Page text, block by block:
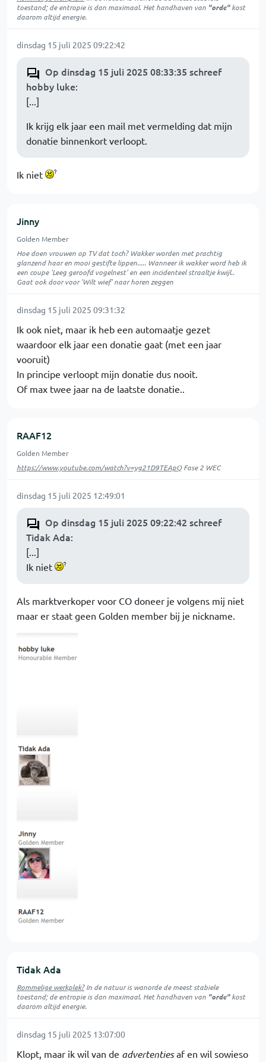
toestand; de entropie is dan maximaal. Het handhaven van "orde"kost
daarom altijd energie.
dinsdag 15 juli 2025 09:22:42
Op dinsdag 15 juli 2025 08:33:35 schreef
hobby luke:
[...]
Ik krijg elk jaar een mail met vermelding dat mijn
donatie binnenkort verloopt.
Ik niet
Jinny
Golden Member
Hoe doen vrouwen op TV dat toch? Wakker worden met prachtig
glanzend haar en mooi gestifte lippen..... Wanneer ik wakker word heb ik
een coupe 'Leeg geroofd vogelnest' en een incidenteel straaltje kwijl..
Gaat ook door voor 'Wilt wief' naar horen zeggen
dinsdag 15 juli 2025 09:31:32
Ik ook niet, maar ik heb een automaatje gezet
waardoor elk jaar een donatie gaat (met een jaar
vooruit)
In principe verloopt mijn donatie dus nooit.
Of max twee jaar na de laatste donatie..
RAAF12
Golden Member
https://www.youtube.com/watch?v=yg21D9TEApQFase 2 WEC
dinsdag 15 juli 2025 12:49:01
Op dinsdag 15 juli 2025 09:22:42 schreef
Tidak Ada:
[...]
Ik niet
Als marktverkoper voor CO doneer je volgens mij niet
maar er staat geen Golden member bij je nickname.
Tidak Ada
Rommelige werkplek?In de natuur iswanordede meest stabiele
toestand; de entropie is dan maximaal. Het handhaven van "orde"kost
daarom altijd energie.
dinsdag 15 juli 2025 13:07:00
Klopt, maar ik wil van de advertentiesaf en wil sowieso